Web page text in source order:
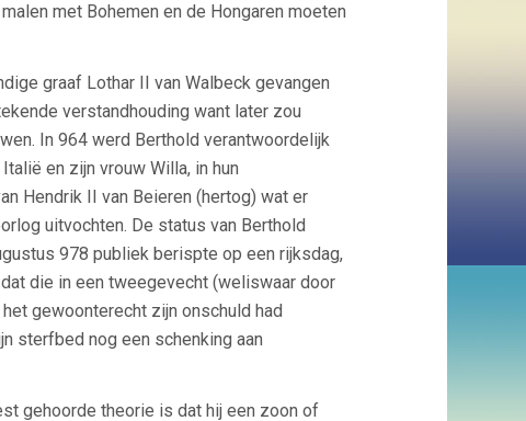
met Bohemen en de Hongaren moeten
graaf Lothar II van Walbeck gevangen
verstandhouding want later zou
In 964 werd Berthold verantwoordelijk
en zijn vrouw Willa, in hun
Hendrik II van Beieren (hertog) wat er
uitvochten. De status van Berthold
978 publiek berispte op een rijksdag,
die in een tweegevecht (weliswaar door
gewoonterecht zijn onschuld had
sterfbed nog een schenking aan
gehoorde theorie is dat hij een zoon of